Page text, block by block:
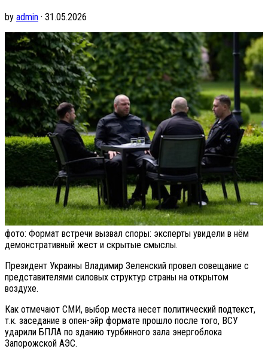
by admin · 31.05.2026
фото: Формат встречи вызвал споры: эксперты увидели в нём
демонстративный жест и скрытые смыслы.
Президент Украины Владимир Зеленский провел совещание с
представителями силовых структур страны на открытом
воздухе.
Как отмечают СМИ, выбор места несет политический подтекст,
т.к. заседание в опен-эйр формате прошло после того, ВСУ
ударили БПЛА по зданию турбинного зала энергоблока
Запорожской АЭС.